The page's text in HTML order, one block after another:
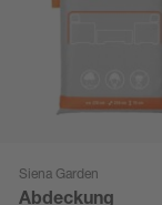
Siena Garden
Abdeckung